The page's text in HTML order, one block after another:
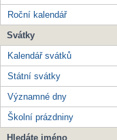
Roční kalendář
Svátky
Kalendář svátků
Státní svátky
Významné dny
Školní prázdniny
Hledáte jméno